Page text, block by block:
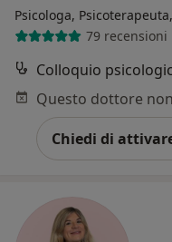
Psicologa,
79 recensioni
Colloquio
Chiedi di